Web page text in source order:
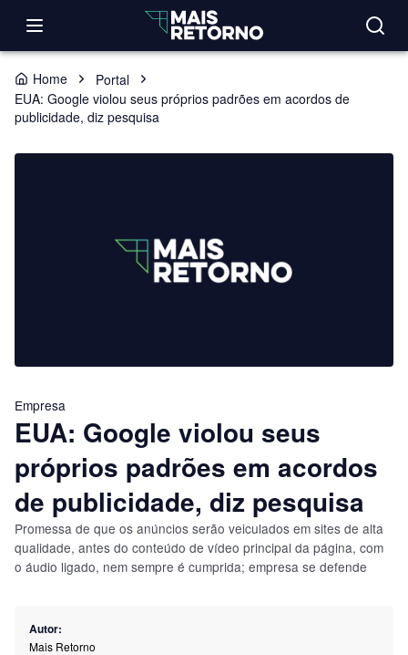
Home
Portal
EUA: Google violou seus próprios padrões em acordos de
publicidade, diz pesquisa
Empresa
EUA: Google violou seus
próprios padrões em acordos
de publicidade, diz pesquisa
Promessa de que os anúncios serão veiculados em sites de alta
qualidade, antes do conteúdo de vídeo principal da página, com
o áudio ligado, nem sempre é cumprida; empresa se defende
Autor:
Mais Retorno